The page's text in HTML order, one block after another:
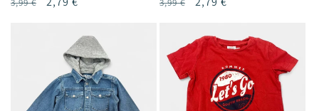
3,99 € 3,99 €